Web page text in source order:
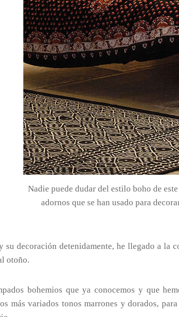
Nadie puede dudar del estilo boho de
adornos que se han usado para
su decoración detenidamente, he llegado a
otoño.
bohemios que ya conocemos y que
más variados tonos marrones y dorados,